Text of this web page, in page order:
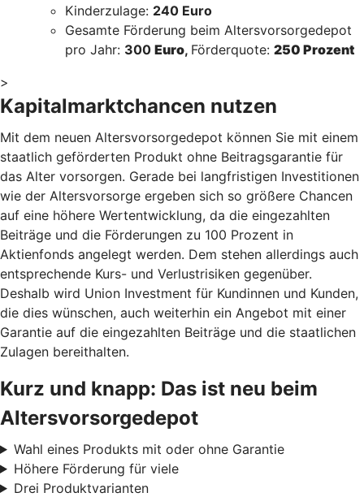
Kinderzulage: 240 Euro
Gesamte Förderung beim Altersvorsorgedepot
pro Jahr: 300 Euro, Förderquote: 250 Prozent
>
Kapitalmarktchancen nutzen
Mit dem neuen Altersvorsorgedepot können Sie mit einem
staatlich geförderten Produkt ohne Beitragsgarantie für
das Alter vorsorgen. Gerade bei langfristigen Investitionen
wie der Altersvorsorge ergeben sich so größere Chancen
auf eine höhere Wertentwicklung, da die eingezahlten
Beiträge und die Förderungen zu 100 Prozent in
Aktienfonds angelegt werden. Dem stehen allerdings auch
entsprechende Kurs- und Verlustrisiken gegenüber.
Deshalb wird Union Investment für Kundinnen und Kunden,
die dies wünschen, auch weiterhin ein Angebot mit einer
Garantie auf die eingezahlten Beiträge und die staatlichen
Zulagen bereithalten.
Kurz und knapp: Das ist neu beim
Altersvorsorgedepot
Wahl eines Produkts mit oder ohne Garantie
Höhere Förderung für viele
Drei Produktvarianten